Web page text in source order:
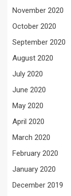
November 2020
October 2020
September 2020
August 2020
July 2020
June 2020
May 2020
April 2020
March 2020
February 2020
January 2020
December 2019